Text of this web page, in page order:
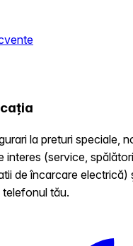
la preturi speciale,
interes (service,
de încarcare electrică)
tău.